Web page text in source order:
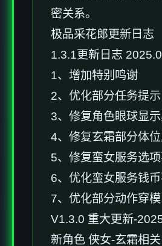
密关系。
极品采花郎更新日志
1.3.1更新日志
1、增加特别鸣谢
2、优化部分任务提示
3、修复角色眼球显
4、修复玄霜部分体
5、修复蛮女服务选
6、优化蛮女服务钱
7、优化部分动作穿模
V1.3.0 重大更新-
新角色 侠女-玄霜相